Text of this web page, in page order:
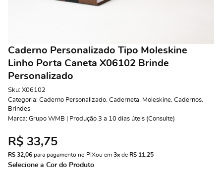
Caderno Personalizado Tipo Moleskine
Linho Porta Caneta X06102 Brinde
Personalizado
Sku: X06102
Categoria: Caderno Personalizado, Caderneta, Moleskine, Cadernos,
Brindes
Marca: Grupo WMB | Produção 3 a 10 dias úteis (Consulte)
R$ 33,75
R$ 32,06 para pagamento no PIXou em 3x de R$ 11,25
Selecione a Cor do Produto